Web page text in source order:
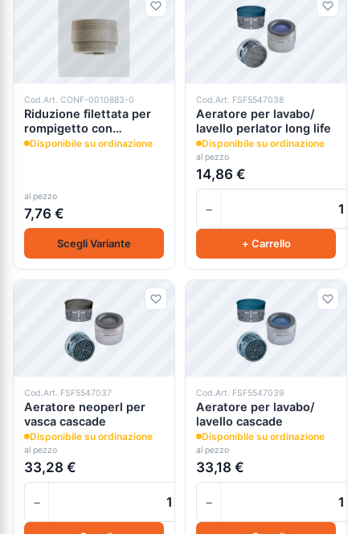
Cod.Art. CONF-0010883-0
Riduzione filettata per
rompigetto con
doccetta -aeratore
Disponibile su ordinazione
al pezzo
7,76 €
Scegli Variante
Cod.Art. FSF5547038
Aeratore per lavabo/
lavello perlator long life
Disponibile su ordinazione
al pezzo
14,86 €
−
+ Carrello
Cod.Art. FSF5547037
Aeratore neoperl per
vasca cascade
Disponibile su ordinazione
al pezzo
33,28 €
−
Cod.Art. FSF5547039
Aeratore per lavabo/
lavello cascade
Disponibile su ordinazione
al pezzo
33,18 €
−